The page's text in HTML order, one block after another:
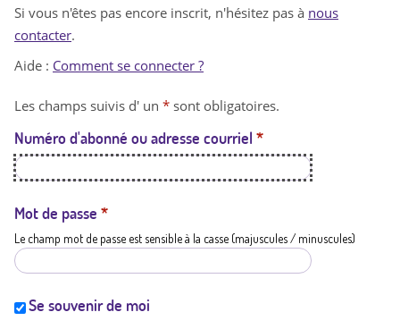
n
t
a
t
i
Si vous n'êtes pas encore inscrit, n'hésitez pas à nous
contacter.
Aide : Comment se connecter ?
Les champs suivis d' un * sont obligatoires.
Numéro d'abonné ou adresse courriel *
Mot de passe *
Le champ mot de passe est sensible à la casse (majuscules / minuscules)
Se souvenir de moi